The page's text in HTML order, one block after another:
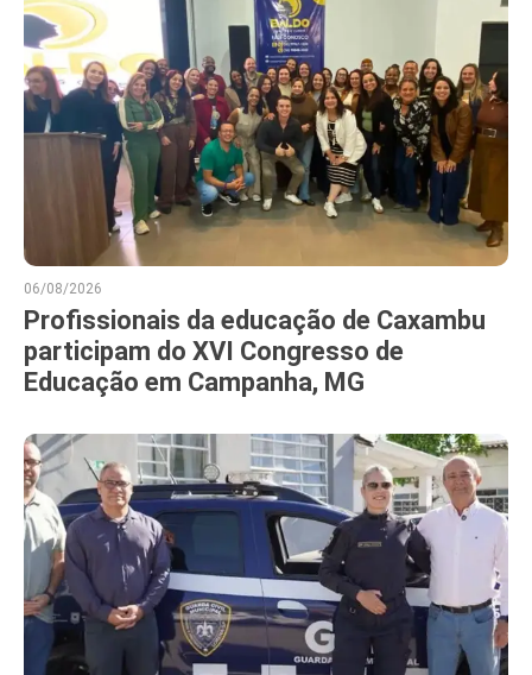
06/08/2026
Profissionais da educação de Caxambu
participam do XVI Congresso de
Educação em Campanha, MG